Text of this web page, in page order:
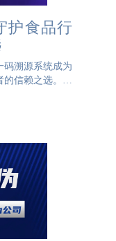
护食品行
码溯源系统成为
信赖之选。这
。一物一码溯